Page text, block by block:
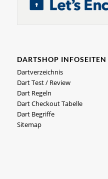
DARTSHOP INFOSEITEN
Dartverzeichnis
Dart Test / Review
Dart Regeln
Dart Checkout Tabelle
Dart Begriffe
Sitemap